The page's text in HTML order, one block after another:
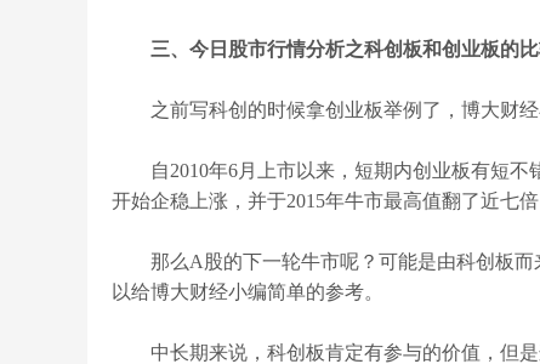
三、今日股市行情分析之科创板和创业板的
之前写科创的时候拿创业板举例了，博大财经
自2010年6月上市以来，短期内创业板有短不
开始企稳上涨，并于2015年牛市最高值翻了近七
那么A股的下一轮牛市呢？可能是由科创板而
以给博大财经小编简单的参考。
中长期来说，科创板肯定有参与的价值，但是